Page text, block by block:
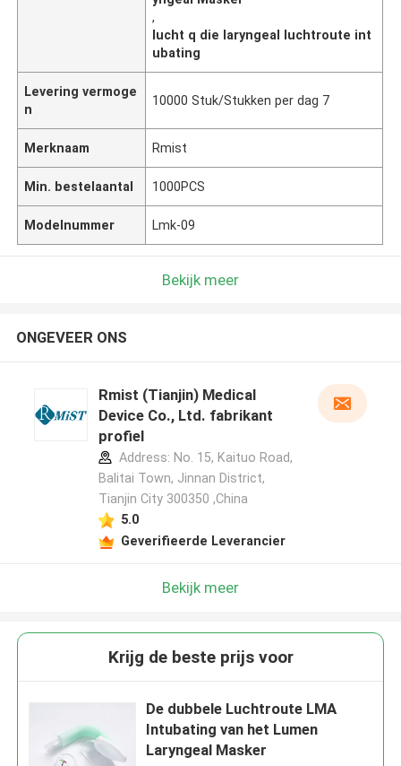
,
lucht q die laryngeal luchtroute int
ubating
Levering vermoge
n
10000 Stuk/Stukken per dag 7
Merknaam Rmist
Min. bestelaantal 1000PCS
Modelnummer Lmk-09
Bekijk meer
ONGEVEER ONS
Rmist (Tianjin) Medical
Device Co., Ltd. fabrikant
profiel
Address: No. 15, Kaituo Road,
Balitai Town, Jinnan District,
Tianjin City 300350 ,China
5.0
Geverifieerde Leverancier
Bekijk meer
Krijg de beste prijs voor
De dubbele Luchtroute LMA
Intubating van het Lumen
Laryngeal Masker